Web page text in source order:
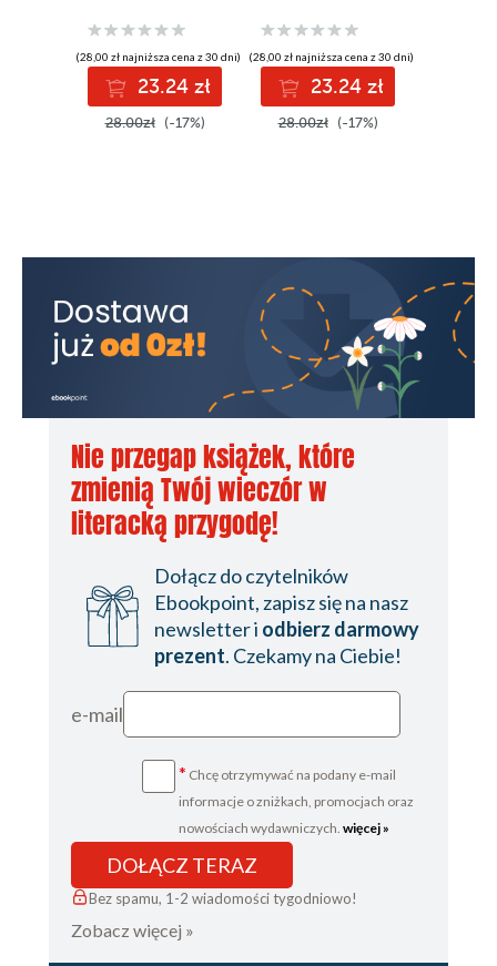
(28,00 zł najniższa cena z 30 dni)
23.24 zł
28.00zł (-17%)
Tom 3
(28,00 zł najniższa cena z 30 dni)
23.24 zł
28.00zł (-17%)
Nie przegap książek, które
zmienią Twój wieczór w
literacką przygodę!
Dołącz do czytelników
Ebookpoint, zapisz się na nasz
newsletter i odbierz darmowy
prezent. Czekamy na Ciebie!
e-mail
* Chcę otrzymywać na podany e-mail
informacje o zniżkach, promocjach oraz
nowościach wydawniczych. więcej »
DOŁĄCZ TERAZ
Bez spamu, 1-2 wiadomości tygodniowo!
Zobacz więcej »